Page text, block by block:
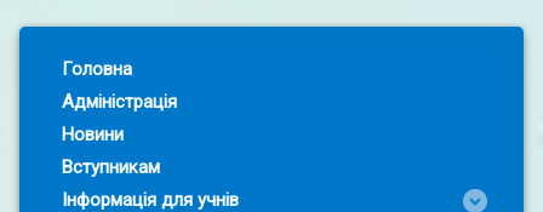
Головна
Адміністрація
Новини
Вступникам
Інформація для учнів